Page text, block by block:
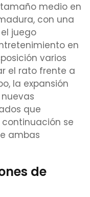
medio en
con una
juego
en
varios
el rato frente a
la expansión
que
se
ambas
de